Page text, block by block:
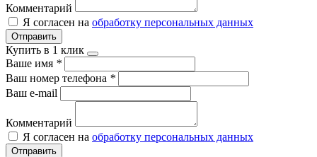
Комментарий
Я согласен на обработку персональных данных
Отправить
Купить в 1 клик
Ваше имя *
Ваш номер телефона *
Ваш e-mail
Комментарий
Я согласен на обработку персональных данных
Отправить